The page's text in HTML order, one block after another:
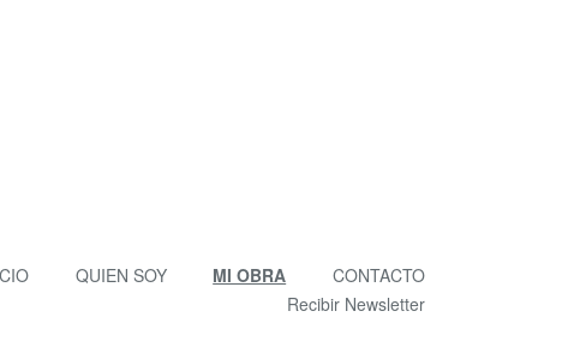
QUIEN SOY MI OBRA
CONTACTO
Recibir Newsletter